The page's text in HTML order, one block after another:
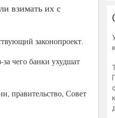
взимать их с
законопроект.
чего банки ухудшат
правительство, Совет